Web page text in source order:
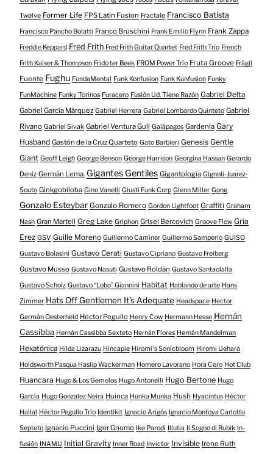
Twelve Former Life FPS Latin Fusion Fractale Francisco Batista
Francisco Pancho Bolatti Franco Bruschini Frank Emilio Flynn Frank Zappa
Freddie Keppard Fred Frith Fred Frith Guitar Quartet Fred Frith Trio French
Frith Kaiser & Thompson Frido ter Beek FROM Power Trío Fruta Groove Frágil
Fuente Fughu FundaMental Funk Konfusion Funk Kunfusion Funky
FunMachine Funky Torinos Furacero Fusión Ud. Tiene Razón Gabriel Delta
Gabriel García Márquez Gabriel Herrera Gabriel Lombardo Quinteto Gabriel
Rivano Gabriel Sivak Gabriel Ventura Gulí Galápagos Gardenia Gary
Husband Gastón de la Cruz Quarteto Gato Barbieri Genesis Gentle
Giant Geoff Leigh George Benson George Harrison Georgina Hassan Gerardo
Deniz Germán Lema. Gigantes Gentiles Gigantología Gignoli-Juarez-
Souto Ginkgobiloba Gino Vanelli Giusti Funk Corp Glenn Miller Gong
Gonzalo Esteybar Gonzalo Romero Gordon Lightfoot Graffiti Graham
Nash Gran Martell Greg Lake Griphon Grisel Bercovich Groove Flow Gría
Erez GSV Guille Moreno Guillermo Caminer Guillermo Samperio GUISO
Gustavo Bolasini Gustavo Cerati Gustavo Cipriano Gustavo Freiberg
Gustavo Musso Gustavo Nasuti Gustavo Roldán Gustavo Santaolalla
Gustavo Scholz Gustavo “Lobo” Giannini Habitat Hablando de arte Hans
Zimmer Hats Off Gentlemen It's Adequate Headspace Hector
Germán Oesterheld Hector Pegullo Henry Cow Hermann Hesse Hernán
Cassibba Hernán Cassibba Sexteto Hernán Flores Hernán Mandelman
Hexatónica Hilda Lizarazu Hincapie Hiromi's Sonicbloom Hiromi Uehara
Holdsworth Pasqua Haslip Wackerman Homero Lavorano Hora Cero Hot Club
Huancara Hugo & Los Gemelos Hugo Antonelli Hugo Bertone Hugo
García Hugo Gonzalez Neira Huinca Hunka Munka Hush Hyacintus Héctor
Hallal
Héctor Pegullo Trío Identikit Ignacio Arigós Ignacio Montoya Carlotto
Septeto Ignacio Puccini Igor Gnomo Ike Parodi Illutia Il Sogno di Rubik In-
fusión INAMU Initial Gravity Inner Road Invictor Invisible Irene Ruth